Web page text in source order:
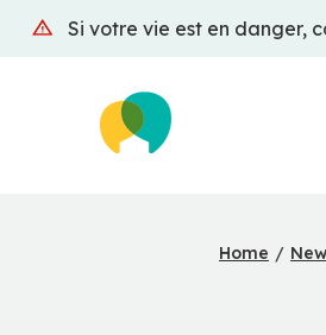
Skip
content
Si votre vie est en danger,
Home /